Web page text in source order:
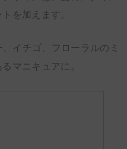
を加えます。
、イチゴ、フローラルのミ
マニキュアに。